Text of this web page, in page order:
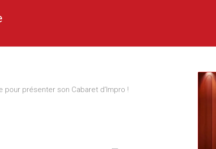
pour présenter son Cabaret d’Impro !